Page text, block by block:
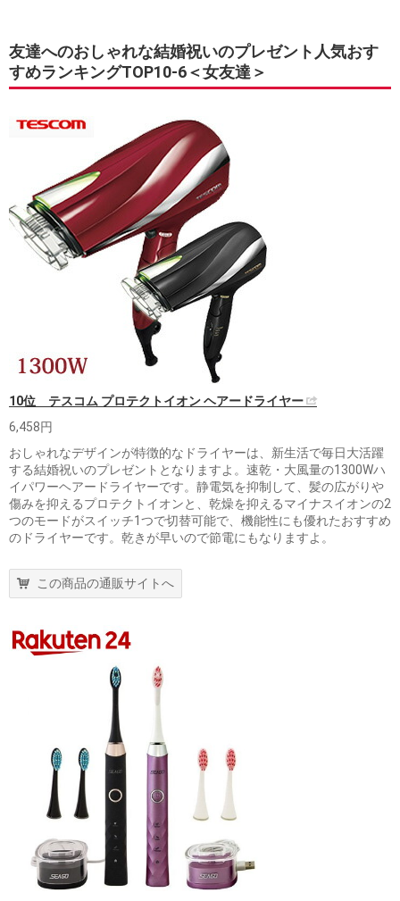
友達へのおしゃれな結婚祝いのプレゼント人気おす
すめランキングTOP10-6＜女友達＞
10位 テスコム プロテクトイオン ヘアードライヤー
6,458円
おしゃれなデザインが特徴的なドライヤーは、新生活で毎日大活躍
する結婚祝いのプレゼントとなりますよ。速乾・大風量の1300Wハ
イパワーヘアードライヤーです。静電気を抑制して、髪の広がりや
傷みを抑えるプロテクトイオンと、乾燥を抑えるマイナスイオンの2
つのモードがスイッチ1つで切替可能で、機能性にも優れたおすすめ
のドライヤーです。乾きが早いので節電にもなりますよ。
この商品の通販サイトへ